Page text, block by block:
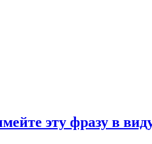
эту фразу в